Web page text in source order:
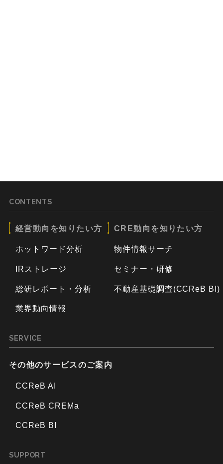
CONTENTS
経営動向を知りたい方
ホットワード分析
IRストレージ
総研レポート・分析
業界動向情報
CRE動向を知りたい方
物件情報サーチ
セミナー・研修
不動産基礎調査(CCReB BI)
SERVICE
その他のサービスのご案内
CCReB AI
CCReB CREMa
CCReB BI
SUPPORT